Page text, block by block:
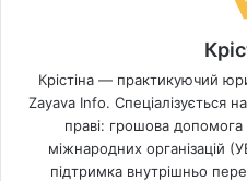
Крістіна — практикуючий
Zayava Info. Спеціалізується
праві: грошова допомога
міжнародних організацій
підтримка внутрішньо